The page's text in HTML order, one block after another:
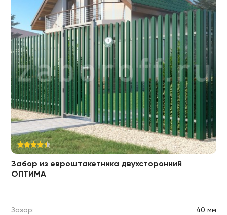
Забор из евроштакетника двухсторонний
ОПТИМА
Зазор:
40 мм